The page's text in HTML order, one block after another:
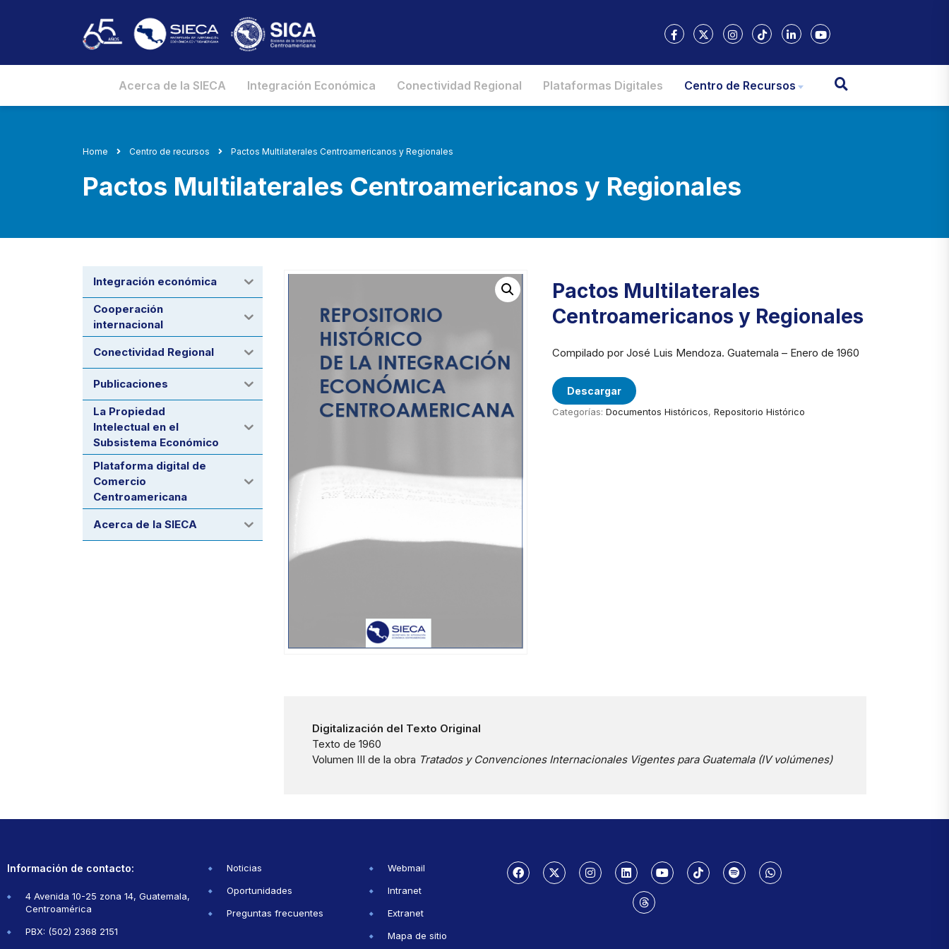
Acerca de la SIECA Integración Económica Conectividad Regional Plataformas Digitales Centro de Recursos
Home Centro de recursos Pactos Multilaterales Centroamericanos y Regionales
Pactos Multilaterales Centroamericanos y Regionales
Pactos Multilaterales
Centroamericanos y Regionales
Compilado por José Luis Mendoza. Guatemala – Enero de 1960
Descargar
Categorías: Documentos Históricos, Repositorio Histórico
Digitalización del Texto Original
Texto de 1960
Volumen III de la obra Tratados y Convenciones Internacionales Vigentes para Guatemala (IV volúmenes)
Integración económica
Cooperación
internacional
Conectividad Regional
Publicaciones
La Propiedad
Intelectual en el
Subsistema Económico
Plataforma digital de
Comercio
Centroamericana
Acerca de la SIECA
Información de contacto:
4 Avenida 10-25 zona 14, Guatemala,
Centroamérica
PBX: (502) 2368 2151
Noticias
Oportunidades
Preguntas frecuentes
Webmail
Intranet
Extranet
Mapa de sitio